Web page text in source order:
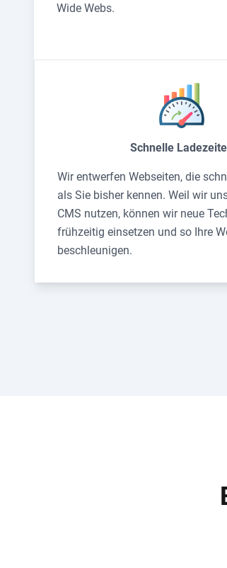
Wide Webs.
Schnelle
Wir entwerfen Webseiten, die
als Sie bisher kennen. Weil wir
CMS nutzen, können wir neue
frühzeitig einsetzen und so Ihre
beschleunigen.